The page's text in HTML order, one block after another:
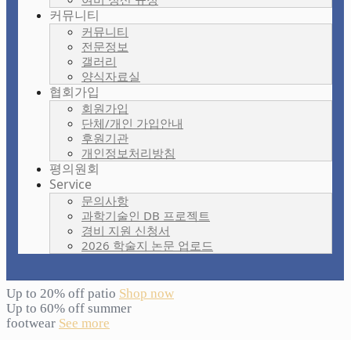
커뮤니티
커뮤니티
전문정보
갤러리
양식자료실
협회가입
회원가입
단체/개인 가입안내
후원기관
개인정보처리방침
평의원회
Service
문의사항
과학기술인 DB 프로젝트
경비 지원 신청서
2026 학술지 논문 업로드
Up to 20% off patio Shop now
Up to 60% off summer
footwear See more